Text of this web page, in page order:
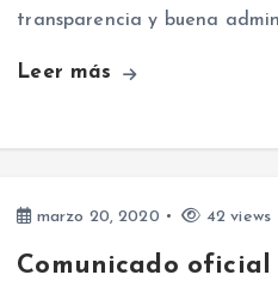
transparencia y buena
Leer más
marzo 20, 2020 42 views
Comunicado oficial